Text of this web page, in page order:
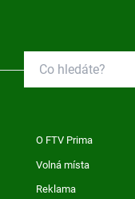
O FTV Prima
Volná místa
Reklama